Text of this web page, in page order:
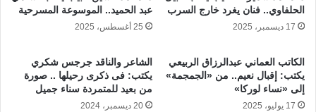
الحلفاوي.. فنان يغرد خارج السرب
17 ديسمبر، 2025
عبد الحميد.. الموسوعة المسرحية
25 أغسطس، 2025
الكاتب العماني عبدالرزاق الربيعي
يكتب: إقبال نعيم.. من «الجمجمة»
إلى «نساء لوركا»
17 يوليو، 2025
الشاعر والناقد جرجس شكري
يكتب: فى ذكرى رحيلها .. صورة
من بعيد للمتمردة سناء جميل
20 ديسمبر، 2024